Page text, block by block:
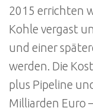
2015 errichten
Kohle vergast
und einer
werden. Die
plus Pipeline
Milliarden Euro